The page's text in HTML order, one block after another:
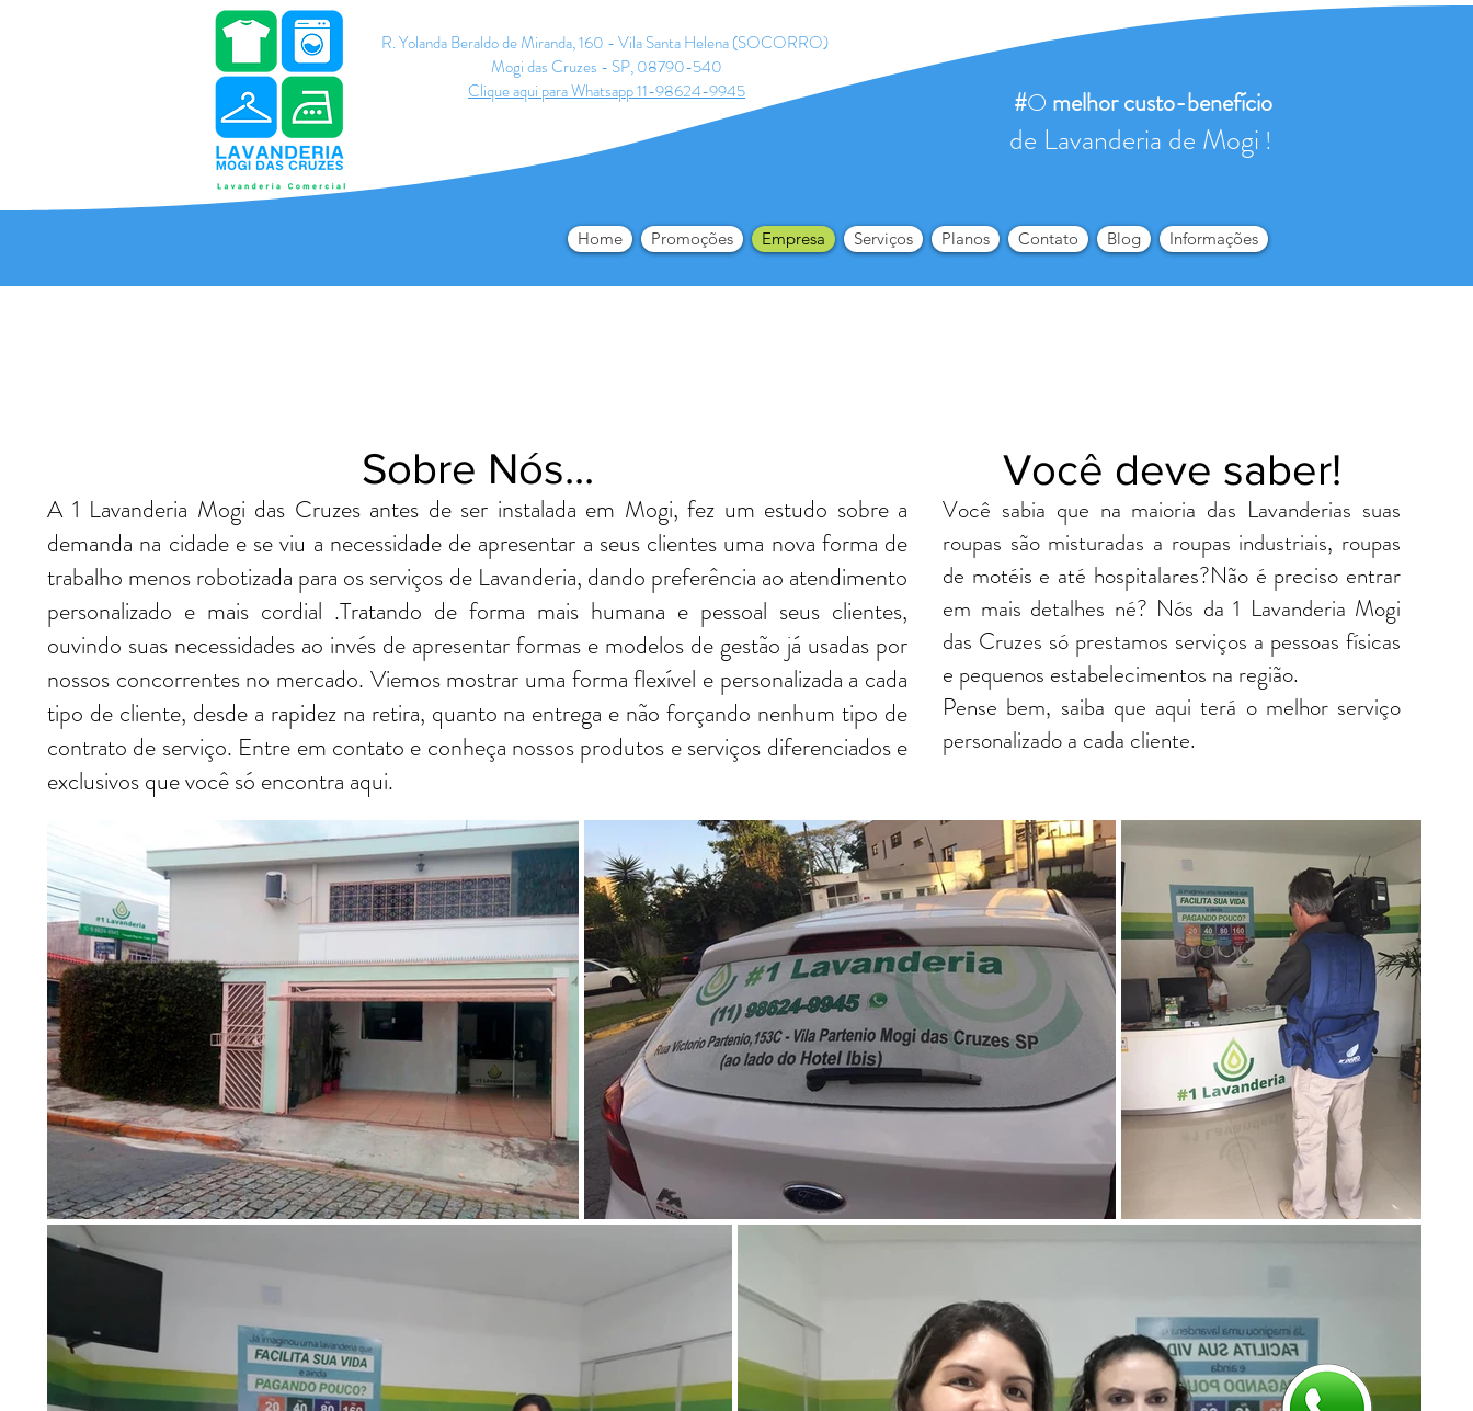
R. Yolanda Beraldo de Miranda, 160 - Vila Santa Helena (SOCORRO)
Mogi das Cruzes - SP, 08790-540
Clique aqui para Whatsapp 11-98624-9945
#O melhorcusto-benefício
de Lavanderia de Mogi !
Home Promoções Empresa Serviços Planos Contato Blog Informações
Sobre Nós...
A 1 Lavanderia Mogi das Cruzes antes de ser instalada em Mogi, fez um estudo sobre a
demanda na cidade e se viu a necessidade de apresentar a seus clientes uma nova forma de
trabalho menos robotizada para os serviços de Lavanderia, dando preferência ao atendimento
personalizado e mais cordial .Tratando de forma mais humana e pessoal seus clientes,
ouvindo suas necessidades ao invés de apresentar formas e modelos de gestão já usadas por
nossos concorrentes no mercado. Viemos mostrar uma forma flexível e personalizada a cada
tipo de cliente, desde a rapidez na retira, quanto na entrega e não forçando nenhum tipo de
contrato de serviço. Entre em contato e conheça nossos produtos e serviços diferenciados e
exclusivos que você só encontra aqui.
Você deve saber!
Você sabia que na maioria das Lavanderias suas
roupas são misturadas a roupas industriais, roupas
de motéis e até hospitalares?Não é preciso entrar
em mais detalhes né? Nós da 1 Lavanderia Mogi
das Cruzes só prestamos serviços a pessoas físicas
e pequenos estabelecimentos na região.
Pense bem, saiba que aqui terá o melhor serviço
personalizado a cada cliente.